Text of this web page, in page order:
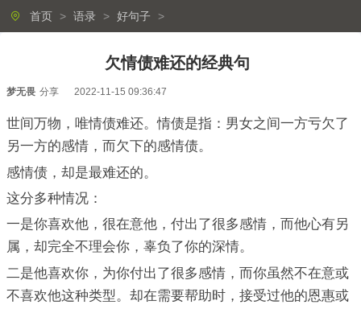
首页 > 语录 > 好句子 >
欠情债难还的经典句
梦无畏 分享 2022-11-15 09:36:47
世间万物，唯情债难还。情债是指：男女之间一方亏欠了
另一方的感情，而欠下的感情债。
感情债，却是最难还的。
这分多种情况：
一是你喜欢他，很在意他，付出了很多感情，而他心有另
属，却完全不理会你，辜负了你的深情。
二是他喜欢你，为你付出了很多感情，而你虽然不在意或
不喜欢他这种类型。却在需要帮助时，接受过他的恩惠或